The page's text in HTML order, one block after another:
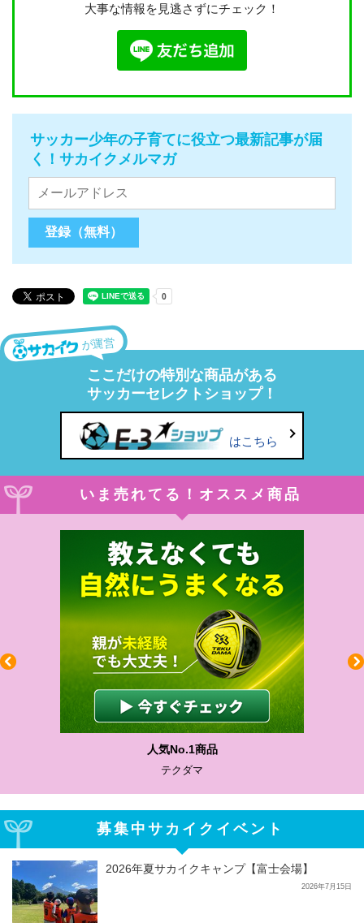
大事な情報を見逃さずにチェック！
サッカー少年の子育てに役立つ最新記事が届
く！サカイクメルマガ
が運営
ここだけの特別な商品がある
サッカーセレクトショップ！
はこちら
いま売れてる！オススメ商品
人気No.1商品
テクダマ
募集中サカイクイベント
2026年夏サカイクキャンプ【富士会場】
2026年7月15日